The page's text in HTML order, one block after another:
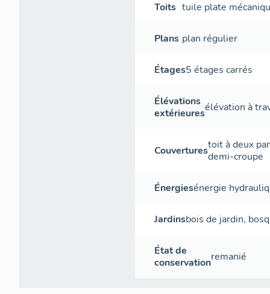
Toits tuile plate
Plans plan régulier
Étages5 étages carrés
Élévations
extérieuresélévation à
Couverturestoit à deux
demi-croupe
Énergiesénergie
Jardinsbois de jardin,
État de
conservationremanié